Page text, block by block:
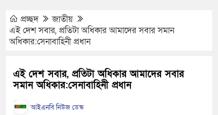
১৫ মাস পর দেশে ফিরছেন
প্রচ্ছদ
জাতীয়
এই দেশ সবার, প্রতিটা অধিকার আমাদের সবার সমান
অধিকার:সেনাবাহিনী প্রধান
এই দেশ সবার, প্রতিটা অধিকার আমাদের সবার
সমান অধিকার:সেনাবাহিনী প্রধান
আইএনবি নিউজ ডেস্ক